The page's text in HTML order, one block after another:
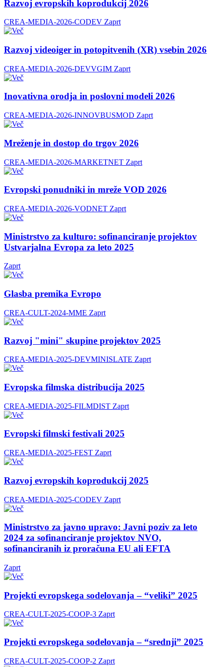
Razvoj evropskih koprodukcij 2026
CREA-MEDIA-2026-CODEV Zaprt
Razvoj videoiger in potopitvenih (XR) vsebin 2026
CREA-MEDIA-2026-DEVVGIM Zaprt
Inovativna orodja in poslovni modeli 2026
CREA-MEDIA-2026-INNOVBUSMOD Zaprt
Mreženje in dostop do trgov 2026
CREA-MEDIA-2026-MARKETNET Zaprt
Evropski ponudniki in mreže VOD 2026
CREA-MEDIA-2026-VODNET Zaprt
Ministrstvo za kulturo: sofinanciranje projektov
Ustvarjalna Evropa za leto 2025
Zaprt
Glasba premika Evropo
CREA-CULT-2024-MME Zaprt
Razvoj "mini" skupine projektov 2025
CREA-MEDIA-2025-DEVMINISLATE Zaprt
Evropska filmska distribucija 2025
CREA-MEDIA-2025-FILMDIST Zaprt
Evropski filmski festivali 2025
CREA-MEDIA-2025-FEST Zaprt
Razvoj evropskih koprodukcij 2025
CREA-MEDIA-2025-CODEV Zaprt
Ministrstvo za javno upravo: Javni poziv za leto
2024 za sofinanciranje projektov NVO,
sofinanciranih iz proračuna EU ali EFTA
Zaprt
Projekti evropskega sodelovanja – “veliki” 2025
CREA-CULT-2025-COOP-3 Zaprt
Projekti evropskega sodelovanja – “srednji” 2025
CREA-CULT-2025-COOP-2 Zaprt